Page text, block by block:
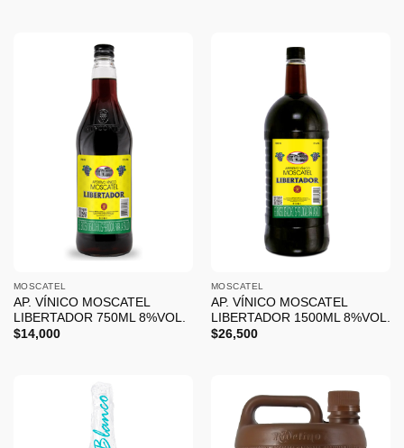
MOSCATEL
AP. VÍNICO MOSCATEL
LIBERTADOR 750ML 8%VOL.
$14,000
MOSCATEL
AP. VÍNICO MOSCATEL
LIBERTADOR 1500ML 8%VOL.
$26,500